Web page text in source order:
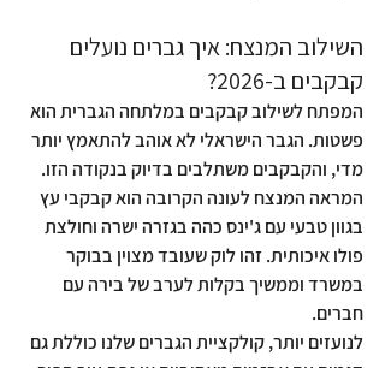
השילוב המנצח: איך גברים נועלים
קבקבים ב-2026?
המפתח לשילוב קבקבים במלתחה הגברית הוא
פשטות. הגבר הישראלי לא אוהב להתאמץ יותר
מדי, והקבקבים משתלבים בדיוק בנקודה הזו.
המראה המנצח לעונה הקרובה הוא קבקבי עץ
בגוון טבעי עם ג'ינס כהה בגזרה ישרה וחולצת
פולו איכותית. זהו לוק שעובד מצוין בבוקר
במשרד וממשיך בקלות לערב של בירה עם
חברים.
לנועזים יותר, קולקציית הגברים שלנו כוללת גם